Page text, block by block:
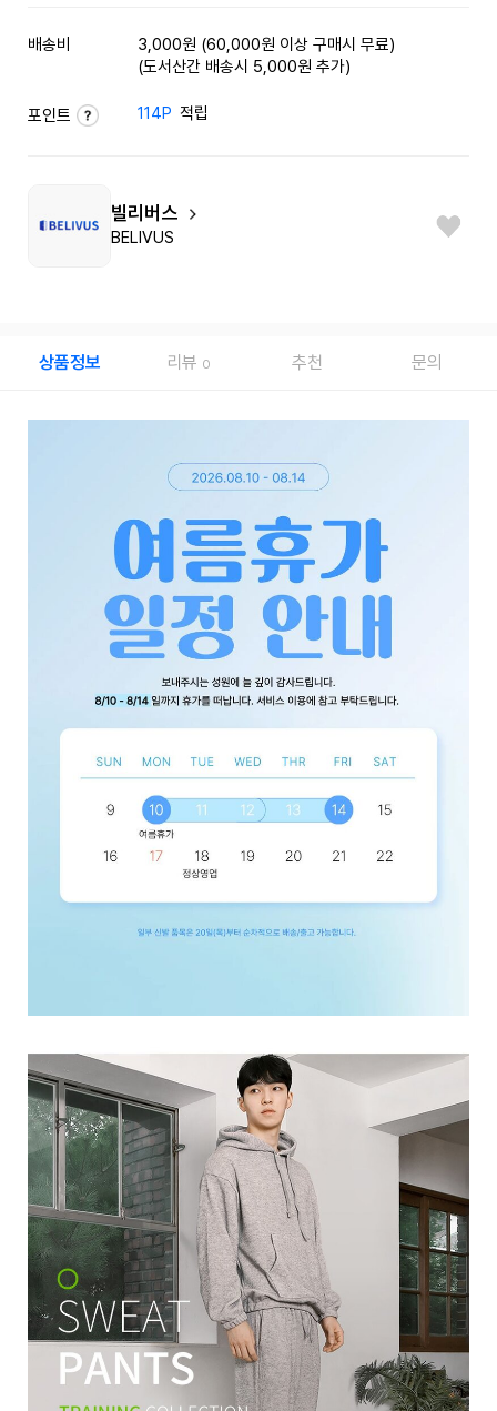
배송비
3,000원 (60,000원 이상 구매시 무료)
(도서산간 배송시 5,000원 추가)
포인트 114P 적립
빌리버스
BELIVUS
상품정보 리뷰 0 추천 문의